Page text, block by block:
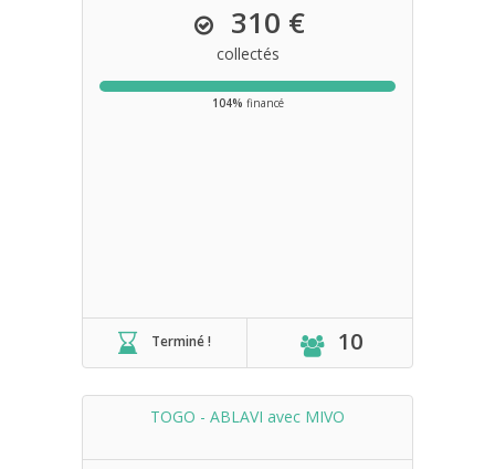
310 €
collectés
104% financé
Terminé ! 10
TOGO - ABLAVI avec MIVO